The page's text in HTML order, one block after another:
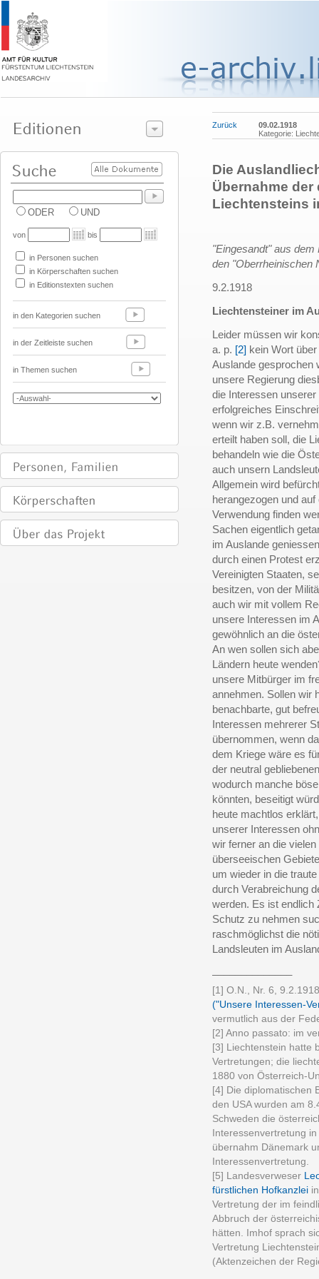
ODER UND
von bis
in Personen suchen
in Körperschaften suchen
in Editionstexten suchen
in den Kategorien suchen
in der Zeitleiste suchen
in Themen suchen
Zurück
09.02.1918
Kategorie:
Die
Übernahme
Liechtensteins
"Eingesandt" aus
den "Oberrheinischen
9.2.1918
Liechtensteiner im
Leider müssen wir
a. p. [2] kein Wort
Auslande gesprochen
unsere Regierung
die Interessen
erfolgreiches
wenn wir z.B.
erteilt haben soll, die
behandeln wie die
auch unsern
Allgemein wird
herangezogen und
Verwendung finden
Sachen eigentlich
im Auslande
durch einen Protest
Vereinigten Staaten,
besitzen, von der
auch wir mit vollem
unsere Interessen im
gewöhnlich an die
An wen sollen sich
Ländern heute
unsere Mitbürger im
annehmen. Sollen wir
benachbarte, gut
Interessen mehrerer
übernommen, wenn
dem Kriege wäre es
der neutral
wodurch manche
könnten, beseitigt
heute machtlos
unserer Interessen
wir ferner an die
überseeischen
um wieder in die
durch Verabreichung
werden. Es ist endlich
Schutz zu nehmen
raschmöglichst die
Landsleuten im
[1] O.N., Nr. 6,
("Unsere Interessen-
vermutlich aus der
[2] Anno passato: im
[3] Liechtenstein hatte
Vertretungen; die
1880 von Österreich-
[4] Die diplomatischen
den USA wurden am
Schweden die
Interessenvertretung
übernahm Dänemark
Interessenvertretung.
[5] Landesverweser
fürstlichen Hofkanzlei
Vertretung der im
Abbruch der
hätten. Imhof sprach
Vertretung
(Aktenzeichen der